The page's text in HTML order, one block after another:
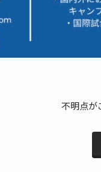
不明点が